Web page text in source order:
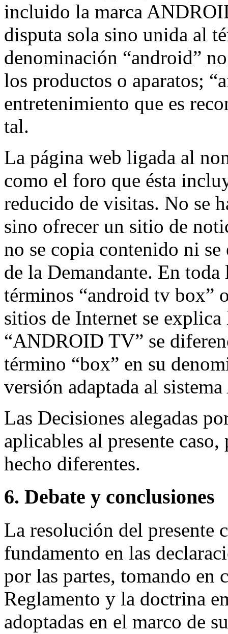
incluido la marca
disputa sola sino unida al
denominación “android”
los productos o aparatos;
entretenimiento que es
tal.
La página web ligada al
como el foro que ésta
reducido de visitas. No se
sino ofrecer un sitio de
no se copia contenido ni
de la Demandante. En toda
términos “android tv box”
sitios de Internet se
“ANDROID TV” se
término “box” en su
versión adaptada al
Las Decisiones alegadas
aplicables al presente caso,
hecho diferentes.
6. Debate y conclusiones
La resolución del presente
fundamento en las
por las partes, tomando en
Reglamento y la doctrina
adoptadas en el marco de